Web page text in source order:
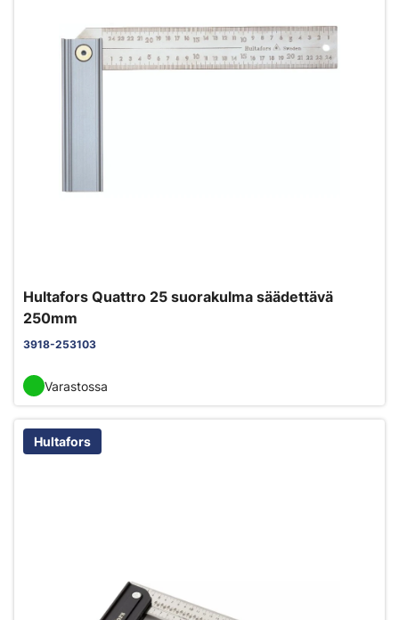
Hultafors Quattro 25 suorakulma säädettävä
250mm
3918-253103
Varastossa
Hultafors